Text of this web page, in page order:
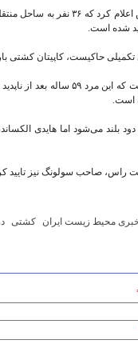
گارد ساحلی انگلیس
شده است.
حاکیست، کاپیتان کشتی
پلیس هامبرساید گفت
است.
بلند می‌شود اما هایدی
راس، صاحب سولونگ نیز تایید
محیط زیست ایران کشتی